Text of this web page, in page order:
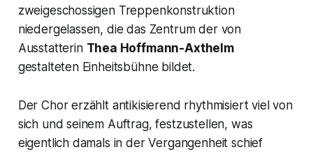
zweigeschossigen Treppenkonstruktion
niedergelassen, die das Zentrum der von
Ausstatterin Thea Hoffmann-Axthelm
gestalteten Einheitsbühne bildet.
Der Chor erzählt antikisierend rhythmisiert viel von
sich und seinem Auftrag, festzustellen, was
eigentlich damals in der Vergangenheit schief